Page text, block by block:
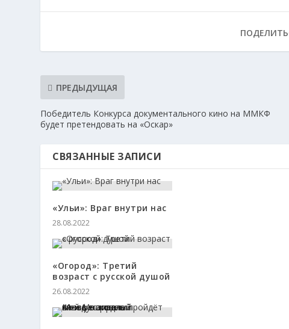
ПРЕДЫДУЩАЯ
Победитель Конкурса документального кино на ММКФ
будет претендовать на «Оскар»
СВЯЗАННЫЕ ЗАПИСИ
«Ульи»: Враг внутри нас
28.08.2022
«Огород»: Третий
возраст с русской душой
26.08.2022